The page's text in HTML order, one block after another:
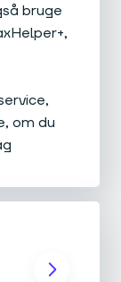
bruge
om du